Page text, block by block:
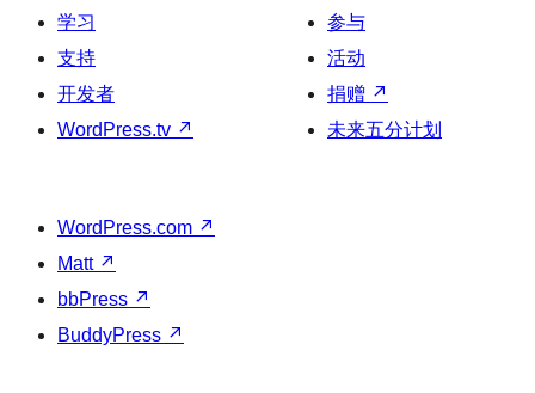
学习
支持
开发者
WordPress.tv ↗
参与
活动
捐赠 ↗
未来五分计划
WordPress.com ↗
Matt ↗
bbPress ↗
BuddyPress ↗